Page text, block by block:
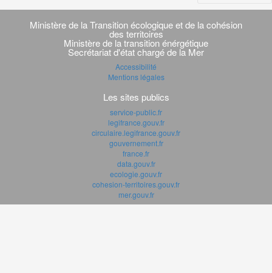
Navigation
transverse
Ministère de la Transition écologique et de la cohésion
des territoires
Ministère de la transition énérgétique
Secrétariat d'état chargé de la Mer
Accessibilité
Mentions légales
Les sites publics
service-public.fr
legifrance.gouv.fr
circulaire.legifrance.gouv.fr
gouvernement.fr
france.fr
data.gouv.fr
ecologie.gouv.fr
cohesion-territoires.gouv.fr
mer.gouv.fr